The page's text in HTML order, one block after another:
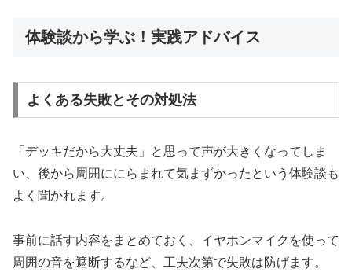
体験談から学ぶ！実践アドバイス
よくある失敗とその対処法
「デッキだから大丈夫」と思って声が大きくなってしま
い、後から周囲ににらまれて気まずかったという体験談も
よく聞かれます。
事前に話す内容をまとめておく、イヤホンマイクを使って
周囲の音を遮断するなど、工夫次第で失敗は防げます。